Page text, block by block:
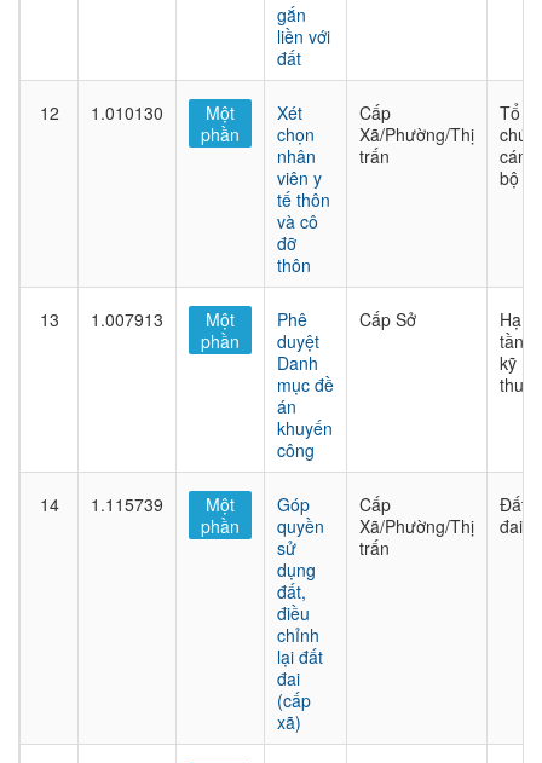
gắn
liền với
đất
12 1.010130
Một
phần
Xét
chọn
nhân
viên y
tế thôn
và cô
đỡ
thôn
Cấp
Xã/Phường/Thị
trấn
Tổ
chức
cán
bộ
13 1.007913
Một
phần
Phê
duyệt
Danh
mục đề
án
khuyến
công
Cấp Sở
Hạ
tầng
kỹ
thuật
14 1.115739
Một
phần
Góp
quyền
sử
dụng
đất,
điều
chỉnh
lại đất
đai
(cấp
xã)
Cấp
Xã/Phường/Thị
trấn
Đất
đai